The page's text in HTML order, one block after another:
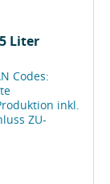
Liter
Codes:
inkl.
ZU-